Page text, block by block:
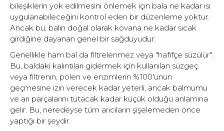
bileşiklerin yok edilmesini önlemek için bala ne kadar ısı
uygulanabileceğini kontrol eden bir düzenleme yoktur.
Ancak bu, balın doğal olarak kovana ne kadar sıcak
girdiğine dayanan genel bir sağduyudur.
Genellikle ham bal da filtrelenmez veya "hafifçe süzülür".
Bu, baldaki kalıntıları gidermek için kullanılan süzgeç
veya filtrenin, polen ve enzimlerin %100'ünün
geçmesine izin verecek kadar yeterli, ancak balmumu
ve arı parçalarını tutacak kadar küçük olduğu anlamına
gelir. Bu, neredeyse tüm arıcıların şişelemeden önce
yaptığı bir şeydir.